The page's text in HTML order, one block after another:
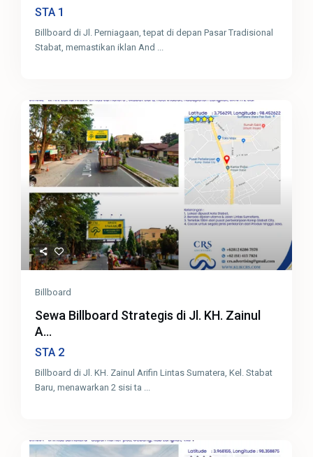
STA 1
Billboard di Jl. Perniagaan, tepat di depan Pasar Tradisional
Stabat, memastikan iklan And ...
Billboard
Sewa Billboard Strategis di Jl. KH. Zainul
A...
STA 2
Billboard di Jl. KH. Zainul Arifin Lintas Sumatera, Kel. Stabat
Baru, menawarkan 2 sisi ta